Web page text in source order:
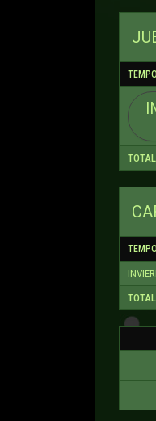
TOTAL
TOTAL